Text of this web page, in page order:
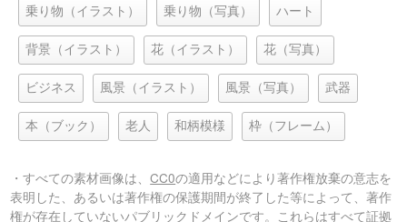
乗り物（イラスト） 乗り物（写真） ハート
背景（イラスト） 花（イラスト） 花（写真）
ビジネス 風景（イラスト） 風景（写真） 武器
本（ブック） 老人 和柄模様 枠（フレーム）
・すべての素材画像は、CC0の適用などにより著作権放棄の意志を
表明した、あるいは著作権の保護期間が終了した等によって、著作
権が存在していないパブリックドメインです。これらはすべて証拠